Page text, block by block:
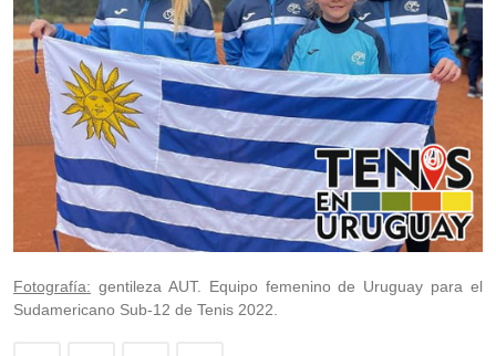
Fotografía: gentileza AUT. Equipo femenino de Uruguay para el
Sudamericano Sub-12 de Tenis 2022.